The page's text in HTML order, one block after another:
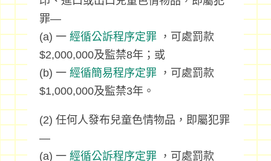
罪—
(a) 一 經循公訴程序定罪，可處罰款
$2,000,000及監禁8年；或
(b) 一 經循簡易程序定罪，可處罰款
$1,000,000及監禁3年。
(2) 任何人發布兒童色情物品，即屬犯罪
—
(a) 一 經循公訴程序定罪，可處罰款